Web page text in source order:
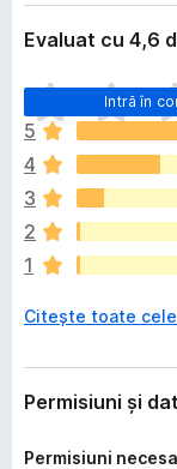
Evaluat cu 4,6
Intră în
N
u
e
x
i
s
t
ă
n
ă
e
a
5
4
3
2
1
Citește toate
Permisiuni și
Permisiuni